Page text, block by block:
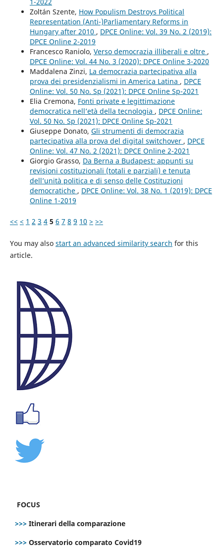
Zoltán Szente, How Populism Destroys Political
Representation (Anti-)Parliamentary Reforms in
Hungary after 2010 , DPCE Online: Vol. 39 No. 2 (2019):
DPCE Online 2-2019
Francesco Raniolo, Verso democrazia illiberali e oltre ,
DPCE Online: Vol. 44 No. 3 (2020): DPCE Online 3-2020
Maddalena Zinzi, La democrazia partecipativa alla
prova dei presidenzialismi in America Latina , DPCE
Online: Vol. 50 No. Sp (2021): DPCE Online Sp-2021
Elia Cremona, Fonti private e legittimazione
democratica nell’età della tecnologia , DPCE Online:
Vol. 50 No. Sp (2021): DPCE Online Sp-2021
Giuseppe Donato, Gli strumenti di democrazia
partecipativa alla prova del digital switchover , DPCE
Online: Vol. 47 No. 2 (2021): DPCE Online 2-2021
Giorgio Grasso, Da Berna a Budapest: appunti su
revisioni costituzionali (totali e parziali) e tenuta
dell’unità politica e di senso delle Costituzioni
democratiche , DPCE Online: Vol. 38 No. 1 (2019): DPCE
Online 1-2019
<< < 1 2 3 4 5 6 7 8 9 10 > >>
You may also start an advanced similarity search for this
article.
FOCUS
>>> Itinerari della comparazione
>>> Osservatorio comparato Covid19